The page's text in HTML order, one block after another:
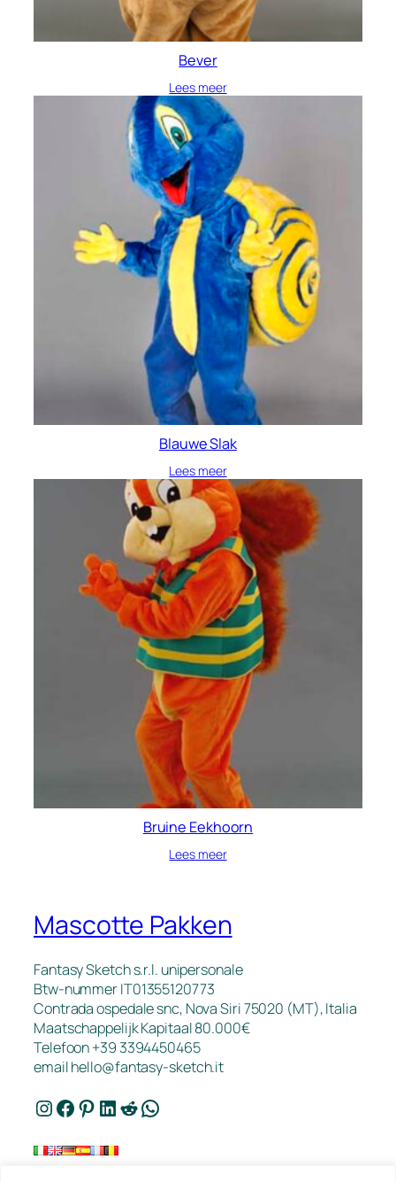
Bever
Lees meer
Blauwe Slak
Lees meer
Bruine Eekhoorn
Lees meer
Mascotte Pakken
Fantasy Sketch s.r.l. unipersonale
Btw-nummer IT01355120773
Contrada ospedale snc, Nova Siri 75020 (MT), Italia
Maatschappelijk Kapitaal 80.000€
Telefoon +39 3394450465
emailhello@fantasy-sketch.it
Instagram Facebook Pinterest LinkedIn Reddit WhatsApp